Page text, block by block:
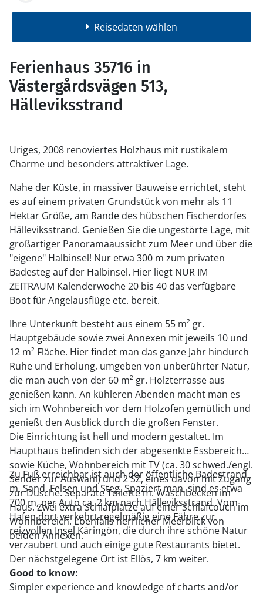
Reisedaten wählen
Ferienhaus 35716 in
Västergårdsvägen 513,
Hälleviksstrand
Uriges, 2008 renoviertes Holzhaus mit rustikalem
Charme und besonders attraktiver Lage.
Nahe der Küste, in massiver Bauweise errichtet, steht
es auf einem privaten Grundstück von mehr als 11
Hektar Größe, am Rande des hübschen Fischerdorfes
Hälleviksstrand. Genießen Sie die ungestörte Lage, mit
großartiger Panoramaaussicht zum Meer und über die
"eigene" Halbinsel! Nur etwa 300 m zum privaten
Badesteg auf der Halbinsel. Hier liegt NUR IM
ZEITRAUM Kalenderwoche 20 bis 40 das verfügbare
Boot für Angelausflüge etc. bereit.
Ihre Unterkunft besteht aus einem 55 m² gr.
Hauptgebäude sowie zwei Annexen mit jeweils 10 und
12 m² Fläche. Hier findet man das ganze Jahr hindurch
Ruhe und Erholung, umgeben von unberührter Natur,
die man auch von der 60 m² gr. Holzterrasse aus
genießen kann. An kühleren Abenden macht man es
sich im Wohnbereich vor dem Holzofen gemütlich und
genießt den Ausblick durch die großen Fenster.
Die Einrichtung ist hell und modern gestaltet. Im
Haupthaus befinden sich der abgesenkte Essbereich
sowie Küche, Wohnbereich mit TV (ca. 30 schwed./engl.
Sender zur Auswahl) und 2 SZ, eines davon mit Zugang
zur Dusche. Separate Toilette m. Waschbecken im
Haus. Zwei extra Schlafplätze auf einer Schlafcouch im
Wohnbereich. Ebenfalls herrlicher Meerblick von
beiden Annexen.
Zu Fuß erreichbar ist auch der öffentliche Badestrand
m. Sand, Felsen und Steg. Spaziert man, sind es etwa
700 m, per Auto ca. 2 km nach Hälleviksstrand. Vom
Hafen dort verkehrt regelmäßig eine Fähre zur
reizvollen Insel Käringön, die durch ihre schöne Natur
verzaubert und auch einige gute Restaurants bietet.
Der nächstgelegene Ort ist Ellös, 7 km weiter.
Good to know:
Simpler experience and knowledge of charts and/or